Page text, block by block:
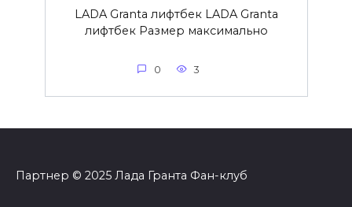
LADA Granta лифтбек LADA Granta
лифтбек Размер максимально
0 3
Партнер © 2025 Лада Гранта Фан-клуб